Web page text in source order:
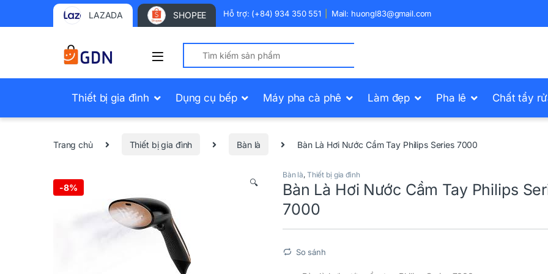
LAZADA SHOPEE Hỗ trợ: (+84) 934 350 551 Mail: huongl83@gmail.com
Search for:
Thiết bị gia đình Dụng cụ bếp Máy pha cà phê Làm đẹp Pha lê Chất tẩy
Trang chủ Thiết bị gia đình Bàn là Bàn Là Hơi Nước Cầm Tay Philips Series 7000
-8% 🔍
Bàn là, Thiết bị gia đình
Bàn Là Hơi Nước Cầm Tay Philips
7000
So sánh